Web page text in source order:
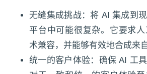
无缝集成挑战：将 AI 集成到
平台中可能很复杂。它要求
术兼容，并能够有效地合成来
统一的客户体验：确保 AI 工